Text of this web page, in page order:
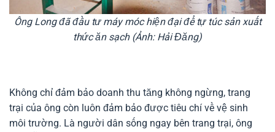
Ông Long đã đầu tư máy móc hiện đại để tự túc sản xuất
thức ăn sạch (Ảnh: Hải Đăng)
Không chỉ đảm bảo doanh thu tăng không ngừng, trang
trại của ông còn luôn đảm bảo được tiêu chí về vệ sinh
môi trường. Là người dân sống ngay bên trang trại, ông